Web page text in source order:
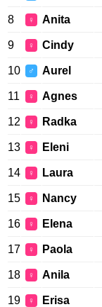
8 ♀ Anita
9 ♀ Cindy
10 ♂ Aurel
11 ♀ Agnes
12 ♀ Radka
13 ♀ Eleni
14 ♀ Laura
15 ♀ Nancy
16 ♀ Elena
17 ♀ Paola
18 ♀ Anila
19 ♀ Erisa